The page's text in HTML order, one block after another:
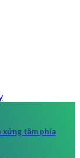
xứng tầm phía